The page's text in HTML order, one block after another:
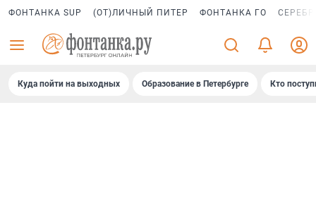
ФОНТАНКА SUP (ОТ)ЛИЧНЫЙ ПИТЕР ФОНТАНКА ГО
Куда пойти на выходных Образование в Петербурге Кто